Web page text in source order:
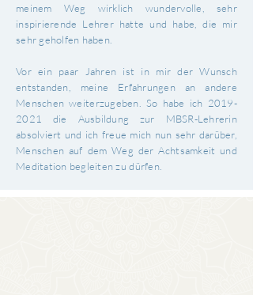
meinem Weg wirklich wundervolle, sehr
inspirierende Lehrer hatte und habe, die mir
sehr geholfen haben.
Vor ein paar Jahren ist in mir der Wunsch
entstanden, meine Erfahrungen an andere
Menschen weiterzugeben. So habe ich 2019-
2021
die Ausbildung zur MBSR-Lehrerin
absolviert und ich freue mich nun sehr darüber,
Menschen auf dem Weg der Achtsamkeit und
Meditation begleiten zu dürfen.